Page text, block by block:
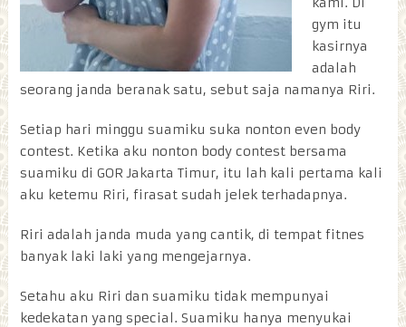
gym itu
kasirnya
adalah
seorang janda beranak satu, sebut saja namanya Riri.
Setiap hari minggu suamiku suka nonton even body
contest. Ketika aku nonton body contest bersama
suamiku di GOR Jakarta Timur, itu lah kali pertama kali
aku ketemu Riri, firasat sudah jelek terhadapnya.
Riri adalah janda muda yang cantik, di tempat fitnes
banyak laki laki yang mengejarnya.
Setahu aku Riri dan suamiku tidak mempunyai
kedekatan yang special. Suamiku hanya menyukai